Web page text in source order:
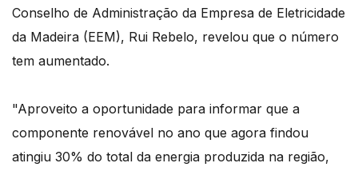
Conselho de Administração da Empresa de Eletricidade
da Madeira (EEM), Rui Rebelo, revelou que o número
tem aumentado.
"Aproveito a oportunidade para informar que a
componente renovável no ano que agora findou
atingiu 30% do total da energia produzida na região,